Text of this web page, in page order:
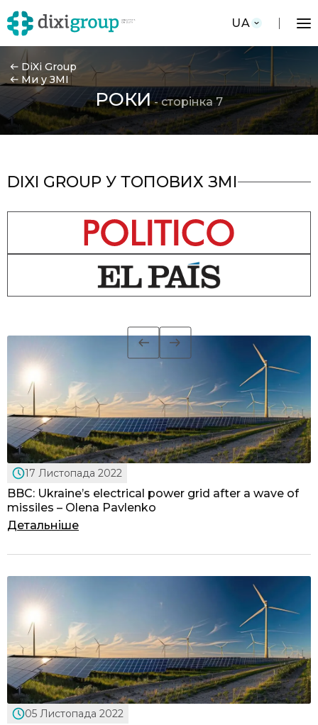
UA
DiXi Group
Ми у ЗМІ
РОКИ- сторінка 7
DIXI GROUP У ТОПОВИХ ЗМІ
17 Листопада 2022
BBC: Ukraine’s electrical power grid after a wave of
missiles – Olena Pavlenko
Детальніше
05 Листопада 2022